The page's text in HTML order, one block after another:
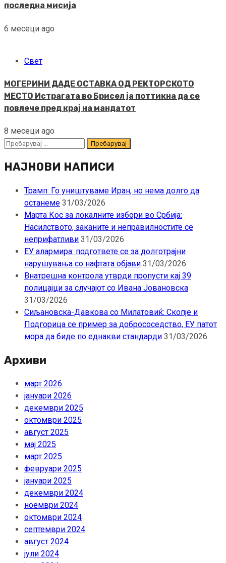
последна мисија
6 месеци ago
Свет
МОГЕРИНИ ДАДЕ ОСТАВКА ОД РЕКТОРСКОТО
МЕСТО Истрагата во Брисел ја поттикна да се
повлече пред крај на мандатот
8 месеци ago
Пребарувај
НАЈНОВИ НАПИСИ
Трамп: Го уништуваме Иран, но нема долго да
останеме 31/03/2026
Марта Кос за локалните избори во Србија:
Насилството, заканите и неправилностите се
неприфатливи 31/03/2026
ЕУ алармира: подгответе се за долготрајни
нарушувања со нафтата објави 31/03/2026
Внатрешна контрола утврди пропусти кај 39
полицајци за случајот со Ивана Јовановска
31/03/2026
Сиљановска-Давкова со Милатовиќ: Скопје и
Подгорица се пример за добрососедство, ЕУ патот
мора да биде по еднакви стандарди 31/03/2026
Архиви
март 2026
јануари 2026
декември 2025
октомври 2025
август 2025
мај 2025
март 2025
февруари 2025
јануари 2025
декември 2024
ноември 2024
октомври 2024
септември 2024
август 2024
јули 2024